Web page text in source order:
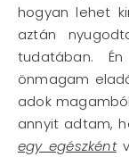
hogyan lehet
aztán
tudatában.
önmagam
adok
annyit adtam,
egy egészként